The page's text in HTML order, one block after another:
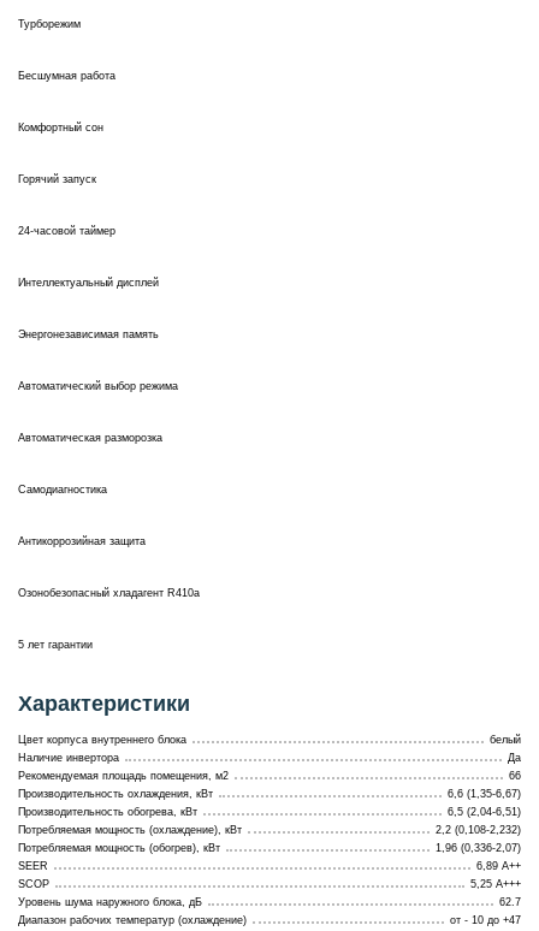
Турборежим
Бесшумная работа
Комфортный сон
Горячий запуск
24-часовой таймер
Интеллектуальный дисплей
Энергонезависимая память
Автоматический выбор режима
Автоматическая разморозка
Самодиагностика
Антикоррозийная защита
Озонобезопасный хладагент R410a
5 лет гарантии
Характеристики
Цвет корпуса внутреннего блока
белый
Наличие инвертора
Да
Рекомендуемая площадь помещения, м2
66
Производительность охлаждения, кВт
6,6 (1,35-6,67)
Производительность обогрева, кВт
6,5 (2,04-6,51)
Потребляемая мощность (охлаждение), кВт
2,2 (0,108-2,232)
Потребляемая мощность (обогрев), кВт
1,96 (0,336-2,07)
SEER
6,89 А++
SCOP
5,25 А+++
Уровень шума наружного блока, дБ
62.7
Диапазон рабочих температур (охлаждение)
от - 10 до +47